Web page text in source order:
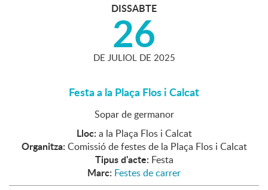
DISSABTE
26
DE JULIOL DE 2025
Festa a la Plaça Flos i Calcat
Sopar de germanor
Lloc: a la Plaça Flos i Calcat
Organitza: Comissió de festes de la Plaça Flos i Calcat
Tipus d'acte: Festa
Marc: Festes de carrer